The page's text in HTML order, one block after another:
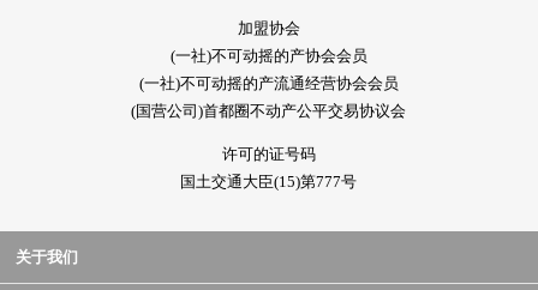
加盟协会
(一社)不可动摇的产协会会员
(一社)不可动摇的产流通经营协会会员
(国营公司)首都圈不动产公平交易协议会
许可的证号码
国土交通大臣(15)第777号
关于我们